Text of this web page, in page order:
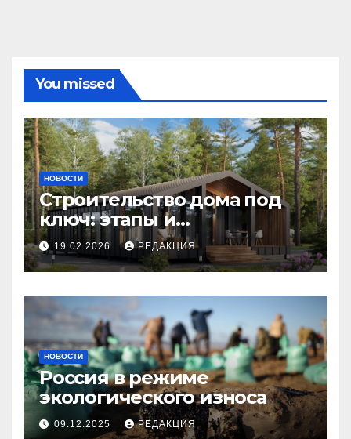
You missed
НОВОСТИ
Строительство дома под
ключ: этапы и
планирование бюджета
19.02.2026 РЕДАКЦИЯ
НОВОСТИ
Россия в режиме
экологического износа
09.12.2025 РЕДАКЦИЯ